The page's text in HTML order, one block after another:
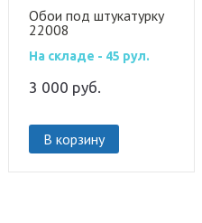
Обои под штукатурку
22008
На складе - 45 рул.
3 000 руб.
В корзину